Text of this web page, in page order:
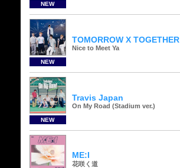
NEW
NEW
TOMORROW X TOGETHER
Nice to Meet Ya
NEW
Travis Japan
On My Road (Stadium ver.)
ME:I
花咲く道